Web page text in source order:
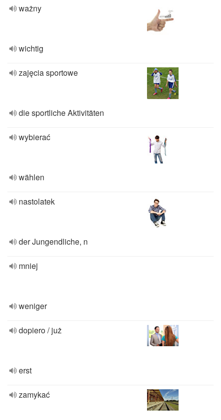
ważny
wichtig
zajęcia sportowe
die sportliche Aktivitäten
wybierać
wählen
nastolatek
der Jungendliche, n
mniej
weniger
dopiero / już
erst
zamykać